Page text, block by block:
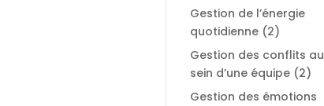
Gestion de l’énergie
quotidienne(2)
Gestion des conflits au
sein d’une équipe(2)
Gestion des émotions